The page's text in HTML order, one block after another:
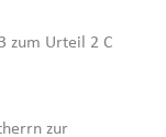
zum Urteil 2 C
zur